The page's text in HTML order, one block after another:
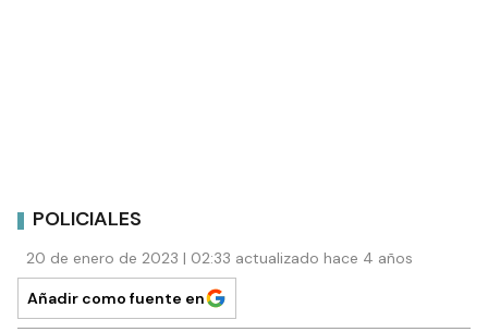
POLICIALES
20 de enero de 2023 | 02:33 actualizado hace 4 años
Añadir como fuente en